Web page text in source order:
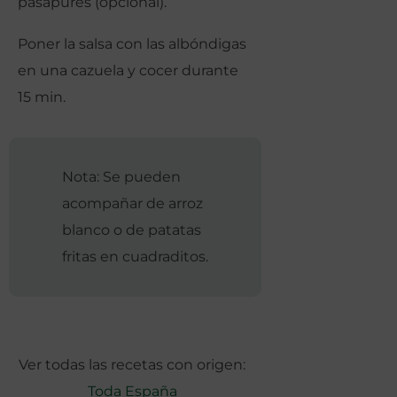
Poner la salsa con las albóndigas
en una cazuela y cocer durante
15 min.
Nota: Se pueden
acompañar de arroz
blanco o de patatas
fritas en cuadraditos.
Ver todas las recetas con origen:
Toda España